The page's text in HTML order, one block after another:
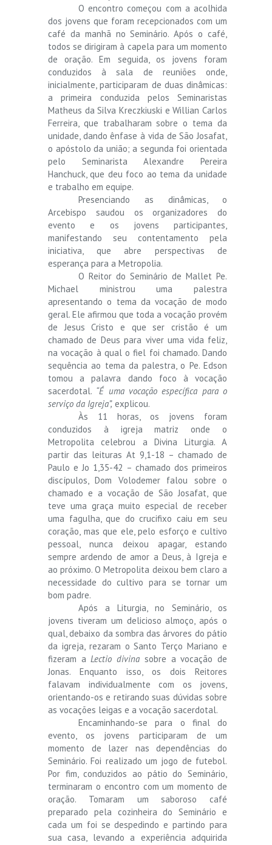
O encontro começou com a acolhida
dos jovens que foram recepcionados com um
café da manhã no Seminário. Após o café,
todos se dirigiram à capela para um momento
de oração. Em seguida, os jovens foram
conduzidos à sala de reuniões onde,
inicialmente, participaram de duas dinâmicas:
a primeira conduzida pelos Seminaristas
Matheus da Silva Kreczkiuski e Willian Carlos
Ferreira, que trabalharam sobre o tema da
unidade, dando ênfase à vida de São Josafat,
o apóstolo da união; a segunda foi orientada
pelo Seminarista Alexandre Pereira
Hanchuck, que deu foco ao tema da unidade
e trabalho em equipe.
Presenciando as dinâmicas, o
Arcebispo saudou os organizadores do
evento e os jovens participantes,
manifestando seu contentamento pela
iniciativa, que abre perspectivas de
esperança para a Metropolia.
O Reitor do Seminário de Mallet Pe.
Michael ministrou uma palestra
apresentando o tema da vocação de modo
geral. Ele afirmou que toda a vocação provém
de Jesus Cristo e que ser cristão é um
chamado de Deus para viver uma vida feliz,
na vocação à qual o fiel foi chamado. Dando
sequência ao tema da palestra, o Pe. Edson
tomou a palavra dando foco à vocação
sacerdotal. “É uma vocação específica para o
serviço da Igreja”, explicou.
Às 11 horas, os jovens foram
conduzidos à igreja matriz onde o
Metropolita celebrou a Divina Liturgia. A
partir das leituras At 9,1-18 – chamado de
Paulo e Jo 1,35-42 – chamado dos primeiros
discípulos, Dom Volodemer falou sobre o
chamado e a vocação de São Josafat, que
teve uma graça muito especial de receber
uma fagulha, que do crucifixo caiu em seu
coração, mas que ele, pelo esforço e cultivo
pessoal, nunca deixou apagar, estando
sempre ardendo de amor a Deus, à Igreja e
ao próximo. O Metropolita deixou bem claro a
necessidade do cultivo para se tornar um
bom padre.
Após a Liturgia, no Seminário, os
jovens tiveram um delicioso almoço, após o
qual, debaixo da sombra das árvores do pátio
da igreja, rezaram o Santo Terço Mariano e
fizeram aLectio divina sobre a vocação de
Jonas. Enquanto isso, os dois Reitores
falavam individualmente com os jovens,
orientando-os e retirando suas dúvidas sobre
as vocações leigas e a vocação sacerdotal.
Encaminhando-se para o final do
evento, os jovens participaram de um
momento de lazer nas dependências do
Seminário. Foi realizado um jogo de futebol.
Por fim, conduzidos ao pátio do Seminário,
terminaram o encontro com um momento de
oração. Tomaram um saboroso café
preparado pela cozinheira do Seminário e
cada um foi se despedindo e partindo para
sua casa, levando a experiência adquirida